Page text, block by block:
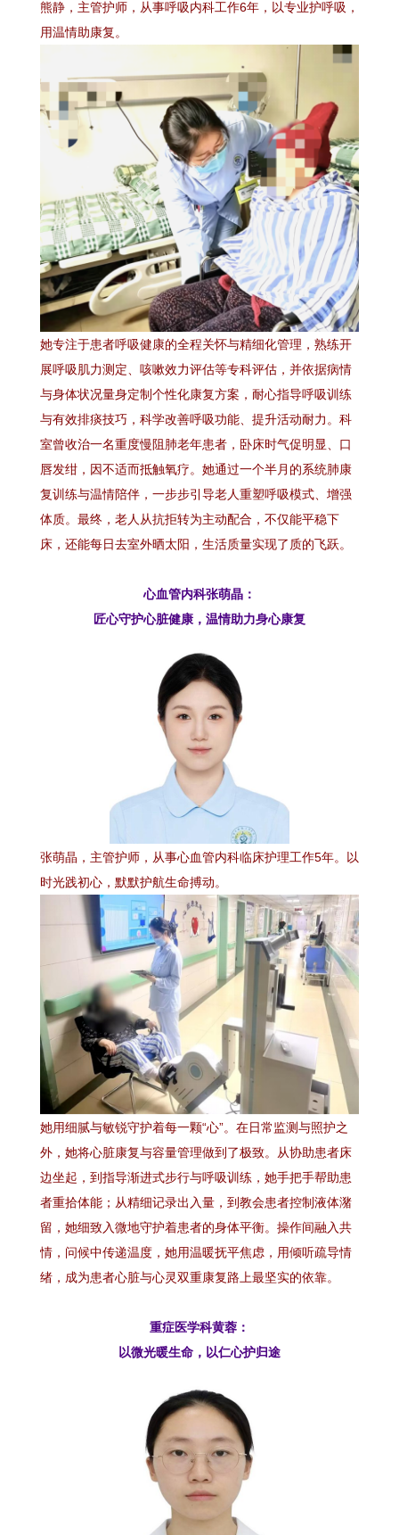
熊静，主管护师，从事呼吸内科工作6年，以专业护呼吸，
用温情助康复。
她专注于患者呼吸健康的全程关怀与精细化管理，熟练开
展呼吸肌力测定、咳嗽效力评估等专科评估，并依据病情
与身体状况量身定制个性化康复方案，耐心指导呼吸训练
与有效排痰技巧，科学改善呼吸功能、提升活动耐力。科
室曾收治一名重度慢阻肺老年患者，卧床时气促明显、口
唇发绀，因不适而抵触氧疗。她通过一个半月的系统肺康
复训练与温情陪伴，一步步引导老人重塑呼吸模式、增强
体质。最终，老人从抗拒转为主动配合，不仅能平稳下
床，还能每日去室外晒太阳，生活质量实现了质的飞跃。
心血管内科张萌晶：
匠心守护心脏健康，温情助力身心康复
张萌晶，主管护师，从事心血管内科临床护理工作5年。以
时光践初心，默默护航生命搏动。
她用细腻与敏锐守护着每一颗“心”。在日常监测与照护之
外，她将心脏康复与容量管理做到了极致。从协助患者床
边坐起，到指导渐进式步行与呼吸训练，她手把手帮助患
者重拾体能；从精细记录出入量，到教会患者控制液体潴
留，她细致入微地守护着患者的身体平衡。操作间融入共
情，问候中传递温度，她用温暖抚平焦虑，用倾听疏导情
绪，成为患者心脏与心灵双重康复路上最坚实的依靠。
重症医学科黄蓉：
以微光暖生命，以仁心护归途